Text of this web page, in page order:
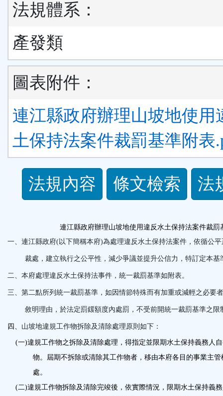
法規體系：
產發類
圖表附件：
連江縣政府辦理山坡地使用
土保持法案件裁罰基準附表
規
按
區
法規內容 條文檢索 法
連江縣政府辦理山坡地使用違反水土保持法案件裁罰
一、 連江縣政府(以下簡稱本府)為處理違反水土保持法案件，依循公
裁處，建立執行之公平性，減少爭議並提升公信力，特訂定本基
二、 本府處理違反水土保持法事件，統一裁罰基準如附表。
三、 第二點所列統一裁罰基準，如因情節特殊而有加重或減輕之必要
敘明理由，於法定罰鍰額度內處罰，不受前開統一裁罰基準之限
四、 山坡地違規工作物拆除及清除處理原則如下：
(一)違規工作物之拆除及清除處理，得指定並限期水土保持義務人
物。屆期不拆除或清除其工作物者，移由本府各目的事業主
處。
(二)違規工作物拆除及清除完竣後，依實際情況，限期水土保持義